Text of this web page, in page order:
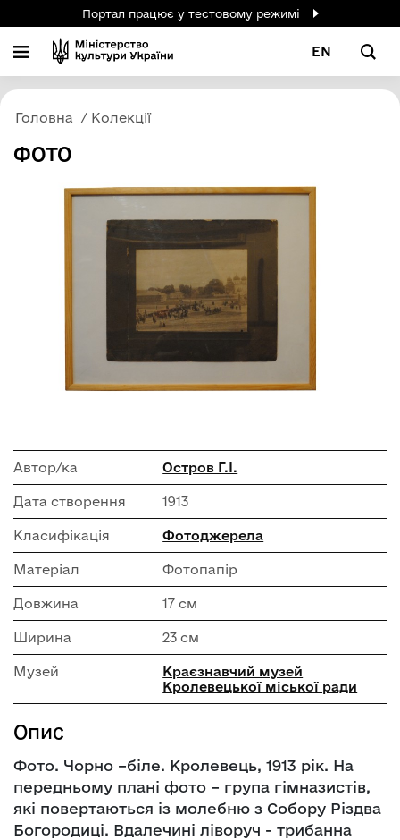
Портал працює у тестовому режимі
EN
Головна Колекції
ФОТО
Автор/ка Остров Г.І.
Дата створення 1913
Класифікація Фотоджерела
Матеріал Фотопапір
Довжина 17 см
Ширина 23 см
Музей
Краєзнавчий музей
Кролевецької міської ради
Опис
Фото. Чорно –біле. Кролевець, 1913 рік. На
передньому плані фото – група гімназистів,
які повертаються із молебню з Собору Різдва
Богородиці. Вдалечині ліворуч - трибанна